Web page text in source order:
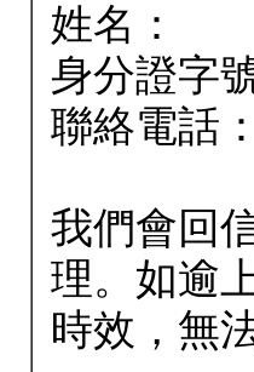
姓名：
身分證字
聯絡電話：
我們會回
理。如逾
時效，無